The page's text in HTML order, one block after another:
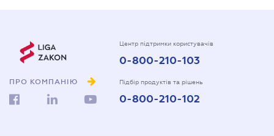
ПРО КОМПАНІЮ
Центр підтримки користувачів
0-800-210-103
Підбір продуктів та рішень
0-800-210-102